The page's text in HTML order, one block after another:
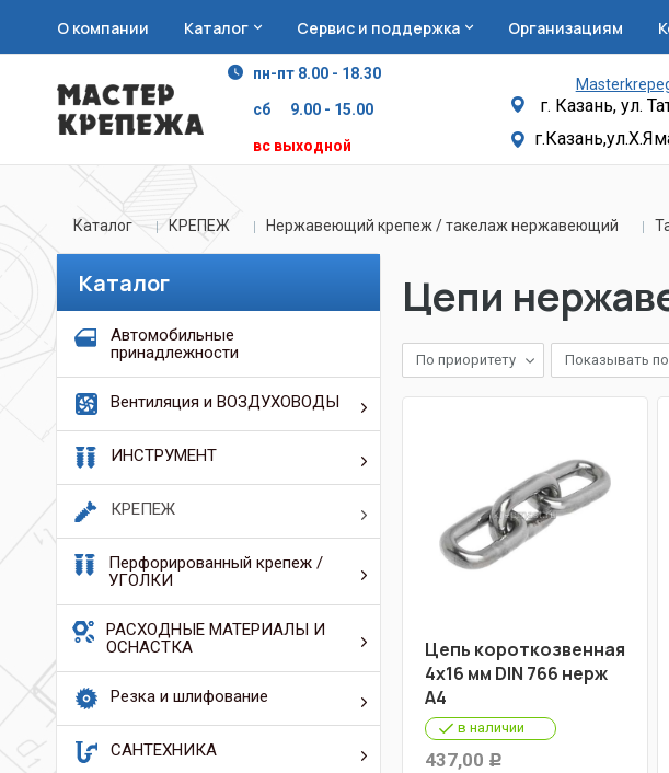
О компании Каталог Сервис и поддержка Организациям
пн-пт 8.00 - 18.30
сб 9.00 - 15.00
вс выходной
г. Казань, ул.
Каталог КРЕПЕЖ Нержавеющий крепеж / такелаж нержавеющий
Каталог
Автомобильные
принадлежности
Вентиляция и ВОЗДУХОВОДЫ
ИНСТРУМЕНТ
КРЕПЕЖ
Перфорированный крепеж /
УГОЛКИ
РАСХОДНЫЕ МАТЕРИАЛЫ И
ОСНАСТКА
Резка и шлифование
САНТЕХНИКА
Цепи
По приоритету Показывать
Цепь короткозвенная
4х16 мм DIN 766 нерж
А4
в наличии
437,00 Р